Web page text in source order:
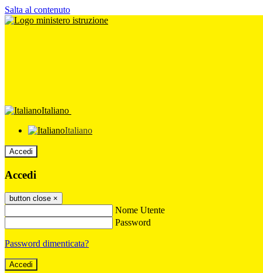
Salta al contenuto
Italiano
Italiano
Accedi
Accedi
button close ×
Nome Utente
Password
Password dimenticata?